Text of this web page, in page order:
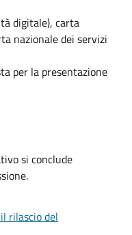
digitale), carta
nazionale dei servizi
per la presentazione
si conclude
rilascio del